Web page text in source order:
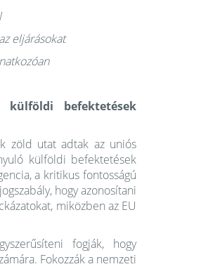
eljárásokat
befektetések
zöld utat adtak az uniós
külföldi befektetések
a kritikus fontosságú
hogy azonosítani
miközben az EU
fogják, hogy
Fokozzák a nemzeti